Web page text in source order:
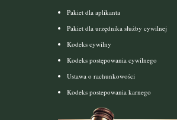
Pakiet dla aplikanta
Pakiet dla urzędnika służby cywilnej
Kodeks cywilny
Kodeks postępowania cywilnego
Ustawa o rachunkowości
Kodeks postepowania karnego